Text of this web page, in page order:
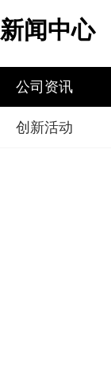
新闻中心
公司资讯
创新活动